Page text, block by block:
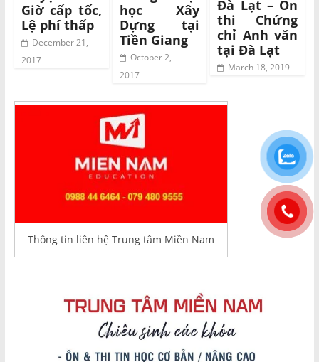
Giờ cấp tốc,
Lệ phí thấp
December 21,
2017
học Xây
Dựng tại
Tiền Giang
October 2,
2017
Đà Lạt – Ôn
thi Chứng
chỉ Anh văn
tại Đà Lạt
March 18, 2019
Thông tin liên hệ Trung tâm Miền Nam